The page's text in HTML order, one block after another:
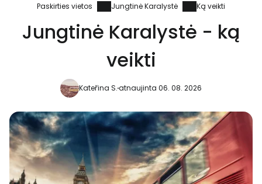
Paskirties vietos Jungtinė Karalystė Ką veikti
Jungtinė Karalystė - ką
veikti
Kateřina S.atnaujinta 06. 08. 2026
Cestee
... pasaulinė kelionių bendruomenė
Tęsti su Facebook
Tęsti el. paštu